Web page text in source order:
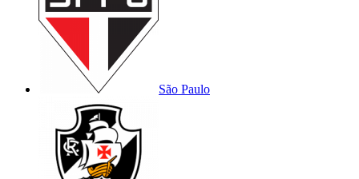
São Paulo